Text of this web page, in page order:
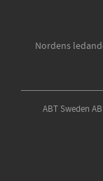
Nordens
ABT Sweden